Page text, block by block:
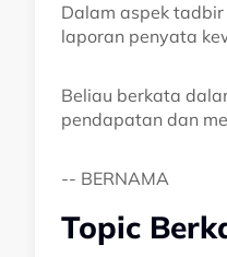
Dalam aspek
laporan penyata
Beliau berkata
pendapatan dan
-- BERNAMA
Topic